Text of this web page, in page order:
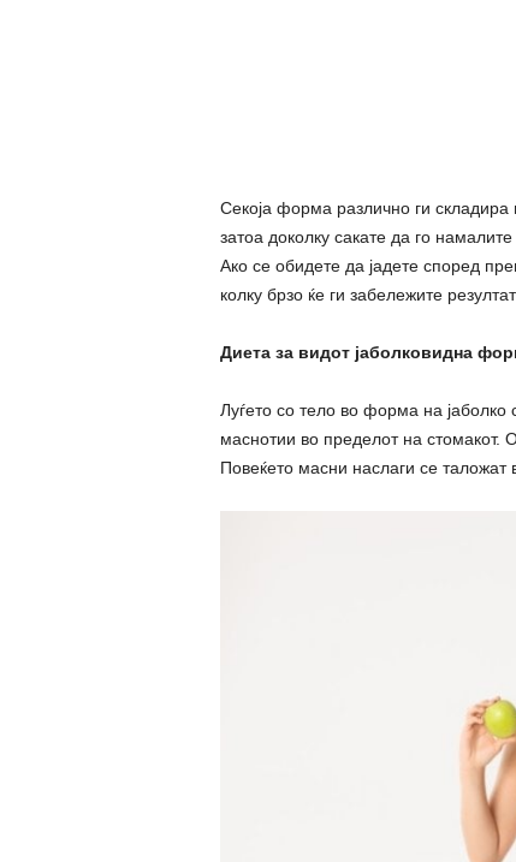
Секоја форма различно ги складира
затоа доколку сакате да го
Ако се обидете да јадете според
колку брзо ќе ги забележите
Диета за видот јаболковидна
Луѓето со тело во форма на јаболко
маснотии во пределот на стомакот.
Повеќето масни наслаги се таложат